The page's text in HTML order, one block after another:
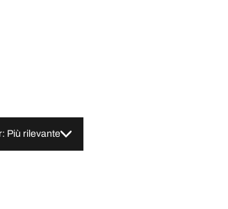
Più rilevante